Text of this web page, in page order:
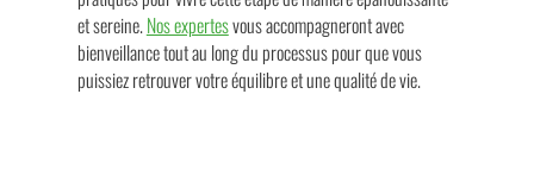
et sereine.Nos expertesvous accompagneront avec
bienveillance tout au long du processus pour que vous
puissiez retrouver votre équilibre et une qualité de vie.